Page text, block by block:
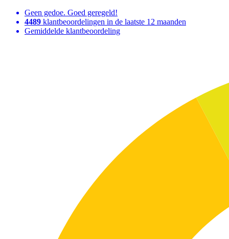
Geen gedoe. Goed geregeld!
4489 klantbeoordelingen in de laatste 12 maanden
Gemiddelde klantbeoordeling